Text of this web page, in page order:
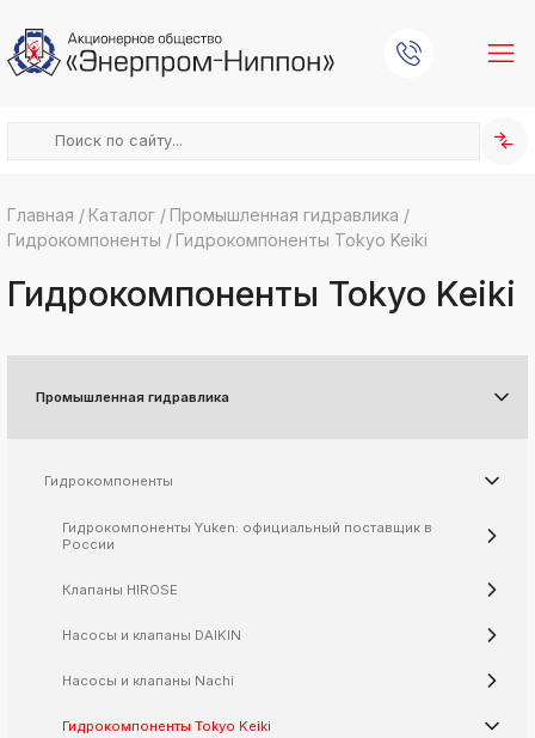
k
ksldkfjsdlfkjsls;ldfkgjsdl;kfkфыва
k
ksldkfjsdlfkjsls;ldfkgjsdl;kfkфыва
k
ksldkfjsdlfkjsls;ldfkgjsdl;kfkфыва
ksldkfjsdlfkjsls;ldfkgjsdl;kfkфыва
ksldkfjsdlfkjsls;ldfkgjsdl;kfkфыва
k
Главная / Каталог / Промышленная гидравлика /
Гидрокомпоненты / Гидрокомпоненты Tokyo Keiki
Гидрокомпоненты Tokyo Keiki
Промышленная гидравлика
Гидрокомпоненты
Гидрокомпоненты Yuken: официальный поставщик в
России
Клапаны HIROSE
Насосы и клапаны DAIKIN
Насосы и клапаны Nachi
Гидрокомпоненты Tokyo Keiki